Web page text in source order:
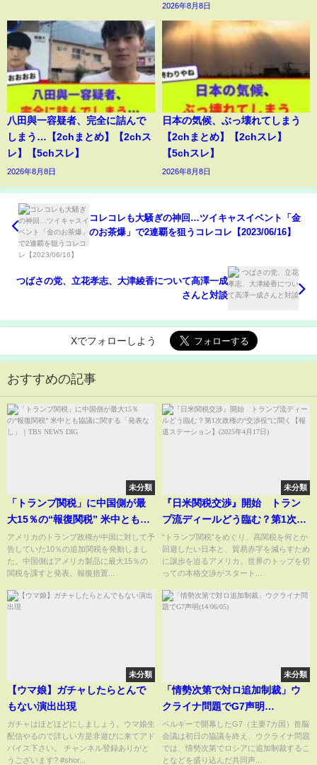
2026年8月8日
八田與一容疑者、完全に詰んで
しまう…【2chまとめ】【2chス
レ】【5chスレ】
2026年8月8日
日本の気候、ぶっ壊れてしまう
【2chまとめ】【2chスレ】
【5chスレ】
2026年8月8日
コレコレも大騒ぎの神回…ツイキャスイベント「金
のお茶爆」で2連覇を狙うコレコレ【2023/06/16】
つばさの党、立花孝志、大津綾香について高澤一成
さんと対談
Xでフォローしよう
おすすめの記事
未分類
「トランプ関税」に中国側が最
大15％の“報復関税” 米中とも協
議に関する「発表なし」｜
TBS NEWS DIG
アメリカのトランプ政権が中国に対して予
告していた10％の追加関税を発動しまし
た。中国側はアメリカ製品に最大15％の
関税を課すと発表。報復措置...
未分類
『日米関税交渉』開始 トラン
プ流ディールどう臨む？第1次政
権の“交渉役”に聞く【報道ステ
ーション】(2025年4月17日)
“トランプ関税”をめぐり、高関税を何とか
回避したい日本と、貿易赤字を減らすため
に譲歩を迫るアメリカ。世界のトップを切
っての本格交渉がスタート...
未分類
【ウマ娘】ガチャしたらとんで
もない演出出現
ガチャはほどほどにしましょう。ウマ娘生
配信やるので詳しい方是非遊びに来てアド
バイス下さい。 チャンネル登録ありがと
うございます? #shor...
未分類
「情勢次第で対ロ追加制裁」ウ
クライナ問題でG7声明
(14/06/05)
ベルギーで開幕したG7（主要7カ国）首脳
会議は初日の協議を終え、ウクライナ問題
では、情勢次第でロシアに追加制裁するこ
となどを盛り込んだ共同声...